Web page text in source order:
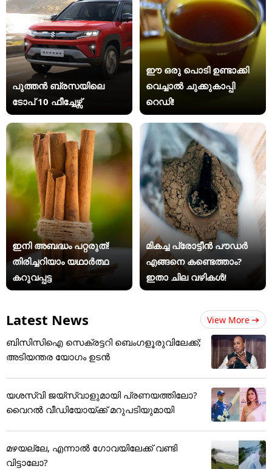
പുത്തൻ ബ്രസയിലെ
ടോപ് 10 ഫീച്ചേഴ്സ്
ഈ ഒരു പൊടി ഉണ്ടാക്കി
വെച്ചാൽ ചുക്കുകാപ്പി
റെഡി!
ഇനി അബദ്ധം പറ്റരുത്!
തിരിച്ചറിയാം യഥാര്‍ത്ഥ
കറുവപ്പട്ട
മികച്ച പ്രോട്ടീൻ പൗഡർ
എങ്ങനെ കണ്ടെത്താം?
ഇതാ ചില വഴികൾ!
Latest News View More
ബിസിസിഐ സെക്രട്ടറി ബെംഗളൂരുവിലേക്ക്;
അടിയന്തര യോഗം ഉടന്‍
യശസ്വി ജയ്‌സ്വാളുമായി പ്രണയത്തിലോ?
വൈറൽ വീഡിയോയ്ക്ക് മറുപടിയുമായി
മഴയല്ലേ, എന്നാൽ ഗോവയിലേക്ക് വണ്ടി
വിട്ടാലോ?